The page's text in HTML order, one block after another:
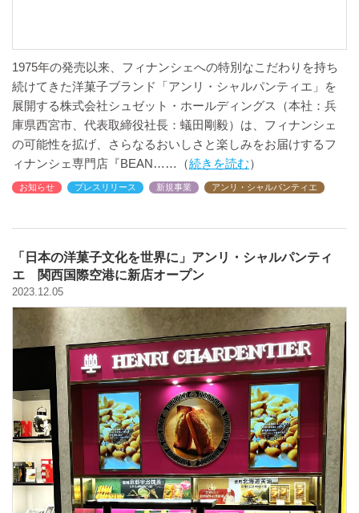
1975年の発売以来、フィナンシェへの特別なこだわりを持ち
続けてきた洋菓子ブランド「アンリ・シャルパンティエ」を
展開する株式会社シュゼット・ホールディングス（本社：兵
庫県西宮市、代表取締役社長：蟻田剛毅）は、フィナンシェ
の可能性を拡げ、さらなるおいしさと楽しみをお届けするフ
ィナンシェ専門店『BEAN
続きを読む
お知らせ プレスリリース 新規事業 アンリ・シャルパンティエ
「日本の洋菓子文化を世界に」アンリ・シャルパンティ
エ 関西国際空港に新店オープン
2023.12.05